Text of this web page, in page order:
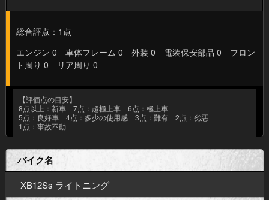
総合評点：1点
エンジン 0 車体フレーム 0 外装 0 電装保安部品 0 フロン
ト周り 0 リア周り 0
【評価点の目安】
8点以上：新車 7点：超極上車 6点：極上車
5点：良好車 4点：多少の使用感 3点：難有 2点：劣悪
1点：事故不動
バイク名
XB12Ss ライトニング